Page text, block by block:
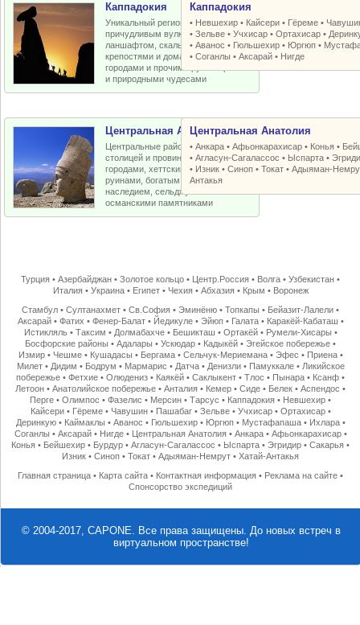
Каппадокия
Уникальный регион Турции с
причудливым вулканическим
ланшафтом, скальными церквями,
крепостями и домами, пещерными
городами и прочими рукотворными
и природными чудесами
Каппадокия
• Невшехир • Кайсери • Гёреме •
•Зельве •Учхисар •Ортахисар •
•Аванос • Гюльшехир • Юргюп •
•Соганлы •Аксарай • Нигде
Центральная Анатолия
Центральные районы Турции со
столицей и провинциальными
городами, хеттскими и античными
руинами, богатым византийским
наследием, сельджукскими и
османскими памятниками
Центральная Анатолия
•Анкара •Афьонкарахисар • Конья •
•Агласун-Сагалассос • Ыспарта •
• Изник •Синоп •Токат •Адыяман-
Антакья
Турция •Азербайджан •Золотое кольцо • Центр.Россия • Волга •Узбекистан •
Италия• Украина• Египет• Чехия• Абхазия• Крым • Воронеж
Стамбул •Султанахмет •Св.София •Эминёню •Топкапы • Бейазит-Лалели •
Аксарай• Фатих • Фенер-Балат• Йедикуле• Эйюп• Галата• Каракёй-Кабаташ •
Истикляль• Таксим • Долмабахче• Бешикташ • Ортакёй• Румели-Хисары •
Босфорские районы •Адалары •Ускюдар • Кадыкёй •Эгейское побережье •
Измир• Чешме• Кушадасы • Бергама• Сельчук-Мериемана• Эфес • Приена•
Милет• Дидим • Бодрум • Мармарис • Датча• Денизли• Памуккале• Ликийское
побережье •Фетхие •Олюдениз • Каякёй •Саклыкент •Тлос • Пынара • Ксанф •
Летоон •Анатолийское побережье •Анталия • Кемер •Сиде • Белек •Аспендос •
Перге •Олимпос •Фазелис • Мерсин •Тарсус • Каппадокия • Невшехир •
Кайсери• Гёреме• Чавушин• Пашабаг• Зельве• Учхисар• Ортахисар•
Деринкую• Каймаклы • Аванос • Гюльшехир• Юргюп• Мустафапаша• Ихлара•
Соганлы • Аксарай• Нигде• Центральная Анатолия• Анкара• Афьонкарахисар•
Конья • Бейшехир • Бурдур •Агласун-Сагалассос • Ыспарта •Эгридир •Сакарья •
Изник •Синоп •Токат •Адыяман-Немрут •Хатай-Антакья
Главная страница • Карта сайта • Контактная информация • Реклама на сайте •
Спонсорство экспедиций
© 2004-2017, CAPONE. Все права защищены. До новых встреч в
виртуальном пространстве!